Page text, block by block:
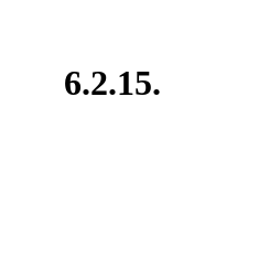
6.2.15.